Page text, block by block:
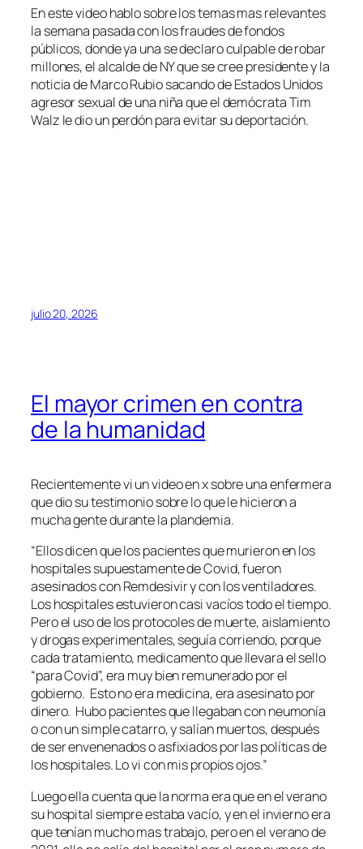
En este video hablo sobre los temas mas relevantes
la semana pasada con los fraudes de fondos
públicos, donde ya una se declaro culpable de robar
millones, el alcalde de NY que se cree presidente y la
noticia de Marco Rubio sacando de Estados Unidos
agresor sexual de una niña que el demócrata Tim
Walz le dio un perdón para evitar su deportación.
julio 20, 2026
El mayor crimen en contra
de la humanidad
Recientemente vi un video en x sobre una enfermera
que dio su testimonio sobre lo que le hicieron a
mucha gente durante la plandemia.
“Ellos dicen que los pacientes que murieron en los
hospitales supuestamente de Covid, fueron
asesinados con Remdesivir y con los ventiladores.
Los hospitales estuvieron casi vacíos todo el tiempo.
Pero el uso de los protocoles de muerte, aislamiento
y drogas experimentales, seguía corriendo, porque
cada tratamiento, medicamento que llevara el sello
“para Covid”, era muy bien remunerado por el
gobierno. Esto no era medicina, era asesinato por
dinero. Hubo pacientes que llegaban con neumonía
o con un simple catarro, y salían muertos, después
de ser envenenados o asfixiados por las políticas de
los hospitales. Lo vi con mis propios ojos.”
Luego ella cuenta que la norma era que en el verano
su hospital siempre estaba vacío, y en el invierno era
que tenían mucho mas trabajo, pero en el verano de